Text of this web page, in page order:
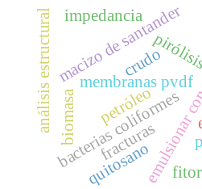
membranas pvdf
bacterias coliformes
macizo de santander
fracturas
análisis estructural biomasa petróleo
impedancia
crudo
quitosano